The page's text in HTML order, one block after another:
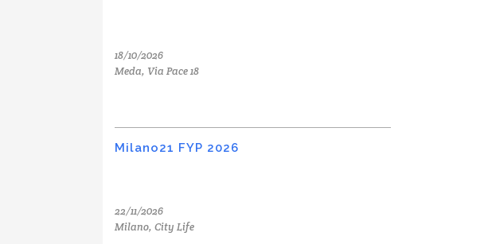
18/10/2026
Meda, Via Pace 18
Milano21 FYP 2026
22/11/2026
Milano, City Life